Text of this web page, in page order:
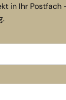
in Ihr